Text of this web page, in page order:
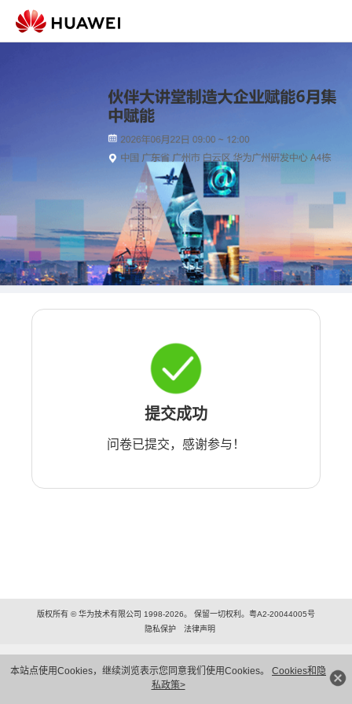
本站点使用Cookies，继续浏览表示您同意我们使用Cookies。 Cookies和隐
私政策>
提交成功
问卷已提交，感谢参与！
版权所有 © 华为技术有限公司 1998-2026。 保留一切权利。粤A2-20044005号
隐私保护
法律声明